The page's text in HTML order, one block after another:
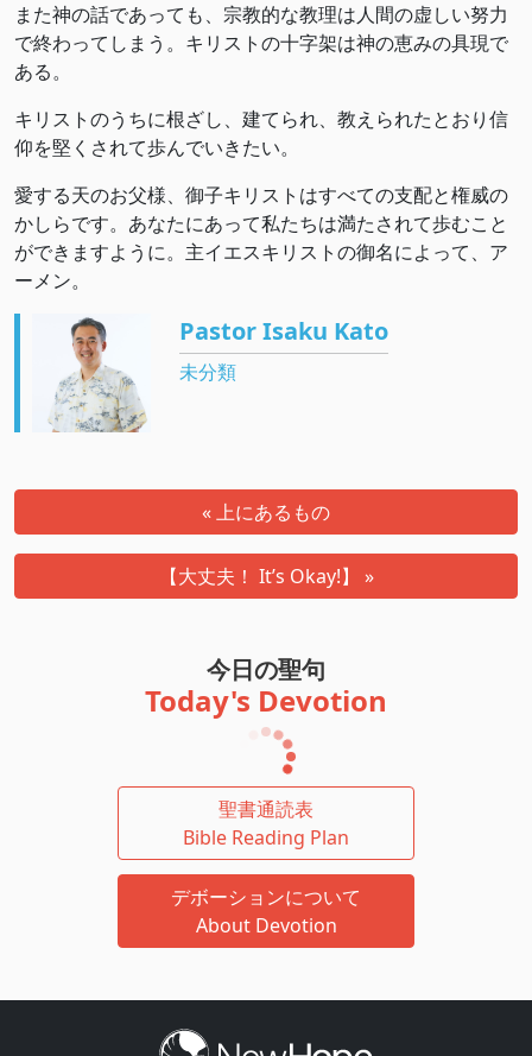
また神の話であっても、宗教的な教理は人間の虚しい努力
で終わってしまう。キリストの十字架は神の恵みの具現で
ある。
キリストのうちに根ざし、建てられ、教えられたとおり信
仰を堅くされて歩んでいきたい。
愛する天のお父様、御子キリストはすべての支配と権威の
かしらです。あなたにあって私たちは満たされて歩むこと
ができますように。主イエスキリストの御名によって、ア
ーメン。
Pastor Isaku Kato
未分類
« 上にあるもの
【大丈夫！ It’s Okay!】 »
今日の聖句
Today's Devotion
聖書通読表
Bible Reading Plan
デボーションについて
About Devotion